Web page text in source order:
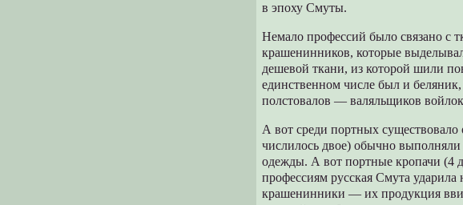
в эпоху Смуты.
Немало профессий было связано с
крашенинников, которые
дешевой ткани, из которой шили
единственном числе был и
полстовалов — валяльщиков
А вот среди портных
числилось двое) обычно
одежды. А вот портные кропачи (4
профессиям русская Смута
крашенинники — их продукция